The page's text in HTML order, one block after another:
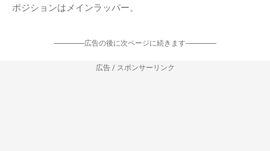
ポジションはメインラッパー。
-----------------広告の後に次ページに続きます-----------------
広告 / スポンサーリンク